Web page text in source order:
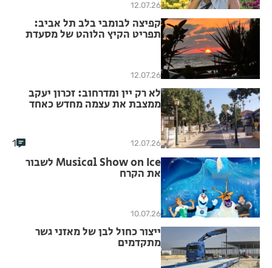
12.07.26
קפיצה לבומבי בלב תל אביב:
תפריט הקיץ הלוהט של מסעדת
12.07.26
לא רק יין ומדרחוב: זכרון יעקב
ממצבת את עצמה מחדש כאחד
12.07.26
1
Musical Show on Ice לשבור
את הקרח
10.07.26
ייצור כחול לבן של מאזני גשר
מתקדמים